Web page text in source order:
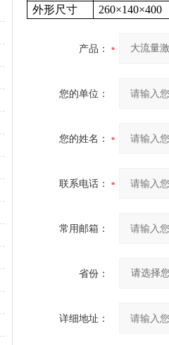
外形尺寸
260×140×400
产品：
您的单位：
您的姓名：
联系电话：
常用邮箱：
省份：
详细地址：